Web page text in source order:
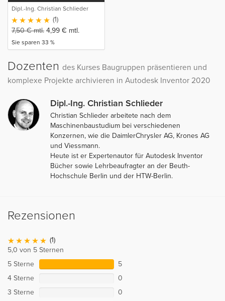
Dipl.-Ing. Christian Schlieder
(1)
7,50€mtl. 4,99 € mtl.
Sie sparen 33 %
Dozenten des Kurses Baugruppen präsentieren und
komplexe Projekte archivieren in Autodesk Inventor 2020
Dipl.-Ing. Christian Schlieder
Christian Schlieder arbeitete nach dem
Maschinenbaustudium bei verschiedenen
Konzernen, wie die DaimlerChrysler AG, Krones AG
und Viessmann.
Heute ist er Expertenautor für Autodesk Inventor
Bücher sowie Lehrbeaufragter an der Beuth-
Hochschule Berlin und der HTW-Berlin.
Rezensionen
(1)
5,0 von 5 Sternen
5 Sterne
5
4 Sterne
0
3 Sterne
0